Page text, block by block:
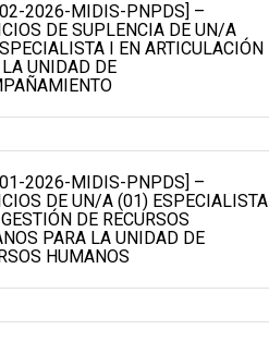
2026-MIDIS-PNPDS] –
DE SUPLENCIA DE UN/A
I EN ARTICULACIÓN
UNIDAD DE
2026-MIDIS-PNPDS] –
DE UN/A (01) ESPECIALISTA
DE RECURSOS
PARA LA UNIDAD DE
HUMANOS